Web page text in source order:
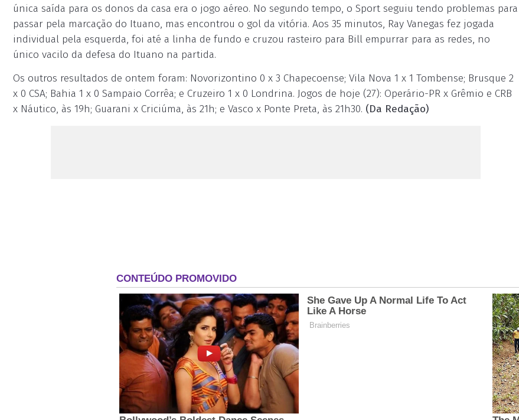
única saída para os donos da casa era o jogo aéreo. No segundo tempo, o Sport seguiu tendo problemas para
passar pela marcação do Ituano, mas encontrou o gol da vitória. Aos 35 minutos, Ray Vanegas fez jogada
individual pela esquerda, foi até a linha de fundo e cruzou rasteiro para Bill empurrar para as redes, no
único vacilo da defesa do Ituano na partida.
Os outros resultados de ontem foram: Novorizontino 0 x 3 Chapecoense; Vila Nova 1 x 1 Tombense; Brusque 2
x 0 CSA; Bahia 1 x 0 Sampaio Corrêa; e Cruzeiro 1 x 0 Londrina. Jogos de hoje (27): Operário-PR x Grêmio e CRB
x Náutico, às 19h; Guarani x Criciúma, às 21h; e Vasco x Ponte Preta, às 21h30. (Da Redação)